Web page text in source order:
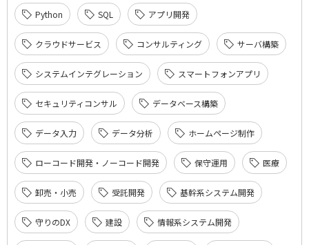
Python SQL アプリ開発
クラウドサービス コンサルティング サーバ構築
システムインテグレーション スマートフォンアプリ
セキュリティコンサル データベース構築
データ入力 データ分析 ホームページ制作
ローコード開発・ノーコード開発 保守運用 医療
卸売・小売 受託開発 基幹系システム開発
守りのDX 建設 情報系システム開発